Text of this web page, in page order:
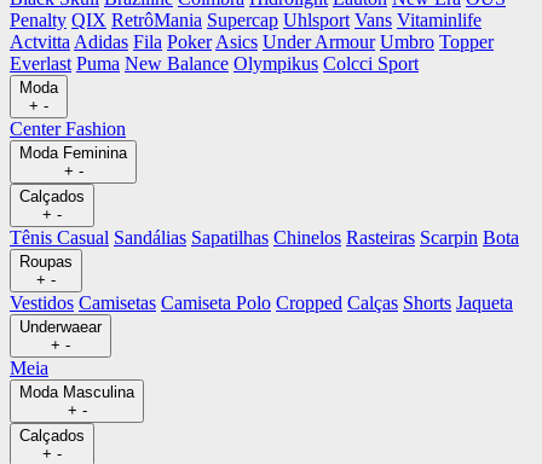
Penalty QIX RetrôMania Supercap Uhlsport Vans Vitaminlife
Actvitta Adidas Fila Poker Asics Under Armour Umbro Topper
Everlast Puma New Balance Olympikus Colcci Sport
Moda
+ -
Center Fashion
Moda Feminina
+ -
Calçados
+ -
Tênis Casual Sandálias Sapatilhas Chinelos Rasteiras Scarpin Bota
Roupas
+ -
Vestidos Camisetas Camiseta Polo Cropped Calças Shorts Jaqueta
Underwaear
+ -
Meia
Moda Masculina
+ -
Calçados
+ -